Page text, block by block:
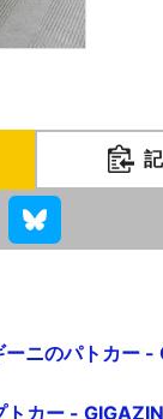
ニのパトカー -
トカー -